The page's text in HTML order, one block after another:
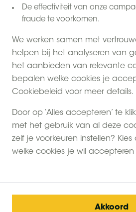
De effectiviteit van onze
fraude te voorkomen.
We werken samen met
helpen bij het analyseren van
het aanbieden van relevante
bepalen welke cookies je
Cookiebeleid voor meer details.
Door op ‘Alles accepteren’ te
met het gebruik van al deze
zelf je voorkeuren instellen?
welke cookies je wil accepteren
Akkoord
Heb jij al plannen gemaakt voor
Het belooft een BoerenBed
Gaan jullie naar je favoriete
van onze nieuwe boerderijen?
en klaar voor jullie om te
Inclusief privé toilet en